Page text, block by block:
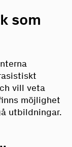
som
vill veta
möjlighet
utbildningar.